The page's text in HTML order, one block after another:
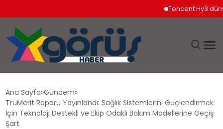
Tencent Hy3 dünya
EKONOMI
Ana Sayfa Gündem
TruMerit Raporu Yayınlandı: Sağlık Sistemlerini Güçlendirmek
İçin Teknoloji Destekli ve Ekip Odaklı Bakım Modellerine Geçiş
Şart